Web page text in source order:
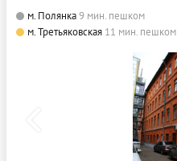
м. Полянка9 мин. пешком
м. Третьяковская 11 мин. пешком